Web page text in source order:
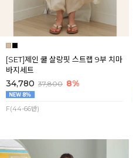
[SET]제인 쿨 살랑핏 스트랩 9부 치마
바지세트
34,780 37,800 8%
F(44-66반)